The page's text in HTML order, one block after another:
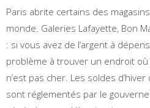
Paris abrite certains des
monde. Galeries Lafayette, Bon
: si vous avez de l’argent à
problème à trouver un endroit où
n’est pas cher. Les soldes
sont réglementés par le